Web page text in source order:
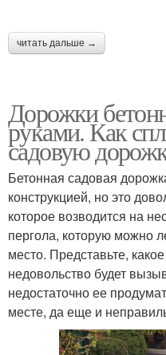
читать дальше →
Дорожки
руками. Как
садовую
Бетонная садовая
конструкцией, но это
которое возводится на
пергола, которую можно
место. Представьте,
недовольство будет
недостаточно ее
месте, да еще и